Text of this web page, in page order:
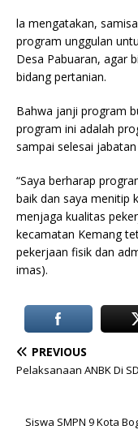
la mengatakan,
program unggulan
Desa Pabuaran, agar
bidang pertanian.
Bahwa janji program
program ini adalah
sampai selesai
“Saya berharap
baik dan saya menitip
menjaga kualitas
kecamatan Kemang
pekerjaan fisik dan
imas).
PREVIOUS
Pelaksanaan ANBK Di
Siswa SMPN 9 Kota